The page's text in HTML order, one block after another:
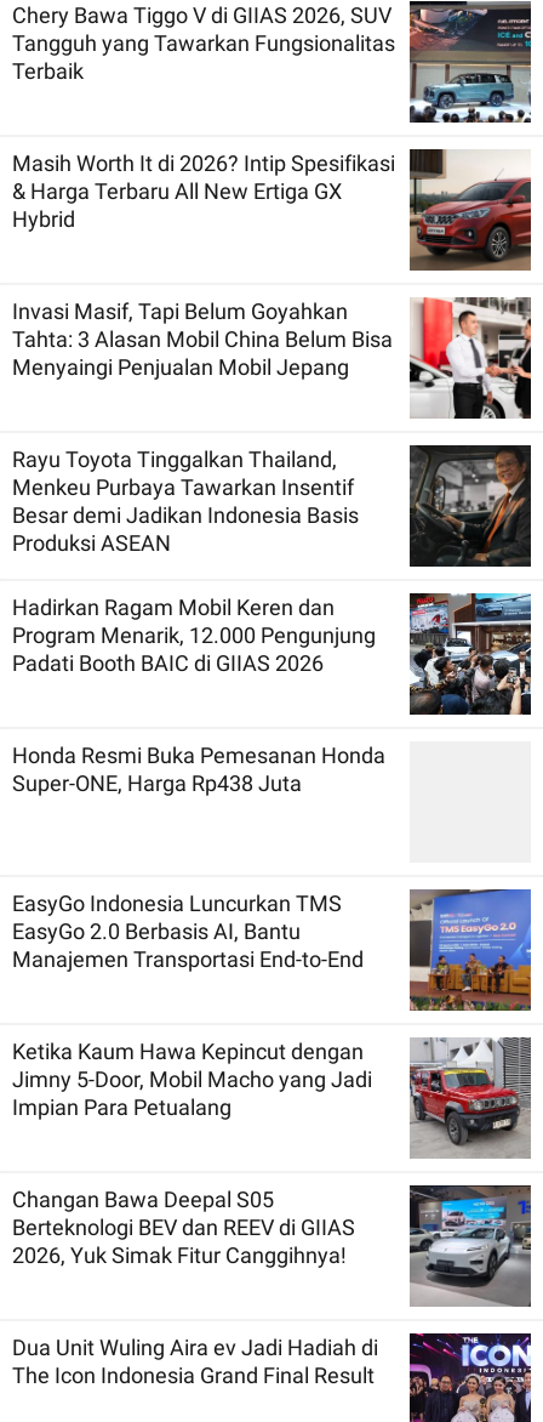
Chery Bawa Tiggo V di GIIAS 2026, SUV
Tangguh yang Tawarkan Fungsionalitas
Terbaik
Masih Worth It di 2026? Intip Spesifikasi
& Harga Terbaru All New Ertiga GX
Hybrid
Invasi Masif, Tapi Belum Goyahkan
Tahta: 3 Alasan Mobil China Belum Bisa
Menyaingi Penjualan Mobil Jepang
Rayu Toyota Tinggalkan Thailand,
Menkeu Purbaya Tawarkan Insentif
Besar demi Jadikan Indonesia Basis
Produksi ASEAN
Hadirkan Ragam Mobil Keren dan
Program Menarik, 12.000 Pengunjung
Padati Booth BAIC di GIIAS 2026
Honda Resmi Buka Pemesanan Honda
Super-ONE, Harga Rp438 Juta
EasyGo Indonesia Luncurkan TMS
EasyGo 2.0 Berbasis AI, Bantu
Manajemen Transportasi End-to-End
Ketika Kaum Hawa Kepincut dengan
Jimny 5-Door, Mobil Macho yang Jadi
Impian Para Petualang
Changan Bawa Deepal S05
Berteknologi BEV dan REEV di GIIAS
2026, Yuk Simak Fitur Canggihnya!
Dua Unit Wuling Aira ev Jadi Hadiah di
The Icon Indonesia Grand Final Result